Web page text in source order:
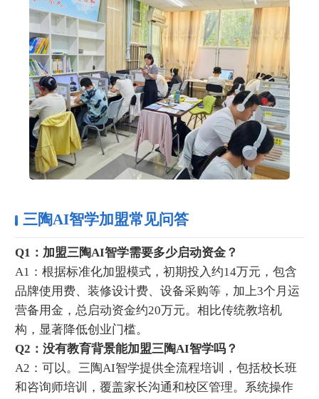
三陶AI智学加盟常见问答
‌Q1：加盟三陶AI智学需要多少启动资金？‌
A1：根据标准化加盟模式，初期投入约14万元，包含
品牌使用费、装修设计费、设备采购等，加上3个月运
营备用金，总启动资金约20万元。相比传统教培机
构，显著降低创业门槛。
‌Q2：没有教育背景能加盟三陶AI智学吗？‌
A2：可以。三陶AI智学提供全流程培训，包括校长班
和咨询师培训，覆盖家长沟通和校区管理。系统操作